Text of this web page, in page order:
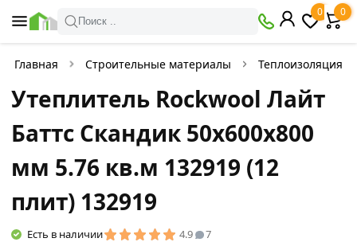
Поиск ..
0 0
Главная Строительные материалы Теплоизоляция
Утеплитель Rockwool Лайт
Баттс Скандик 50х600х800
мм 5.76 кв.м 132919 (12
плит) 132919
Есть в наличии 4.9
7